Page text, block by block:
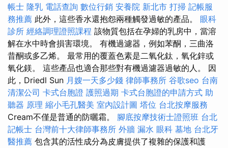
帳士 隆乳 電話查詢 數位行銷 安養院 新北市 打掃 記帳服
務推薦 此外，這些香水還抱怨兩種觸發過敏的產品。 眼科
診所 經絡調理證照課程 該物質包括在孕婦的乳房中，當溶
解在水中時會損害環境。 有機過濾器，例如苯酮，三曲洛
昔酮或多乙烯。 最常用的覆蓋色素是二氧化鈦，氧化鋅或
氧化鎂。 這些產品也適合那些對有機過濾器過敏的人。 因
此，Driedl Sun 月嫂一天多少錢 律師事務所 谷歌seo 台南
清潔公司 卡式台胞證 護照過期 卡式台胞證的申請方式 助
聽器 原理 縮小毛孔醫美 室內設計圖 塔位 台北按摩服務
Cream不僅是普通的防曬霜。 腳底按摩技術士證照班 台北
記帳士 台灣前十大律師事務所 外牆 漏水 眼科 墓地 台北牙
醫推薦 包含其的活性成分為皮膚提供了複雜的保護和護